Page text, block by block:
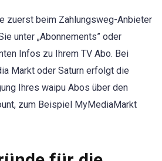
zuerst beim Zahlungsweg-Anbieter
unter „Abonnements” oder
Infos zu Ihrem TV Abo. Bei
Markt oder Saturn erfolgt die
Ihres waipu Abos über den
zum Beispiel MyMediaMarkt